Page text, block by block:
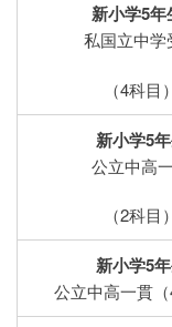
新小学5年
私国立中学
（4科目）
新小学5
公立中高
（2科目）
新小学5
公立中高一貫（